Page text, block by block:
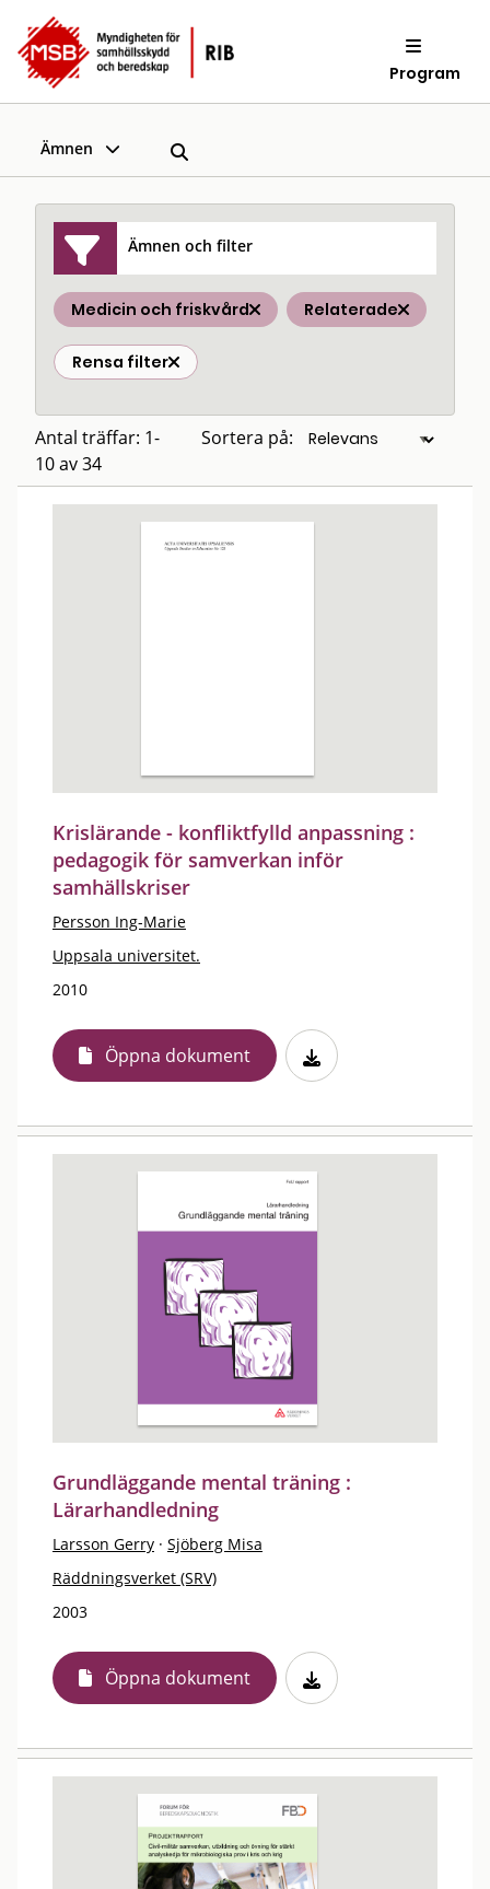
Program
Ämnen
Ämnen och filter
Medicin och friskvård Relaterade
Rensa filter
Antal träffar: 1-
10 av 34
Sortera på:
Krislärande - konfliktfylld anpassning :
pedagogik för samverkan inför
samhällskriser
Persson Ing-Marie
Uppsala universitet.
2010
Öppna dokument
Grundläggande mental träning :
Lärarhandledning
Larsson Gerry · Sjöberg Misa
Räddningsverket (SRV)
2003
Öppna dokument